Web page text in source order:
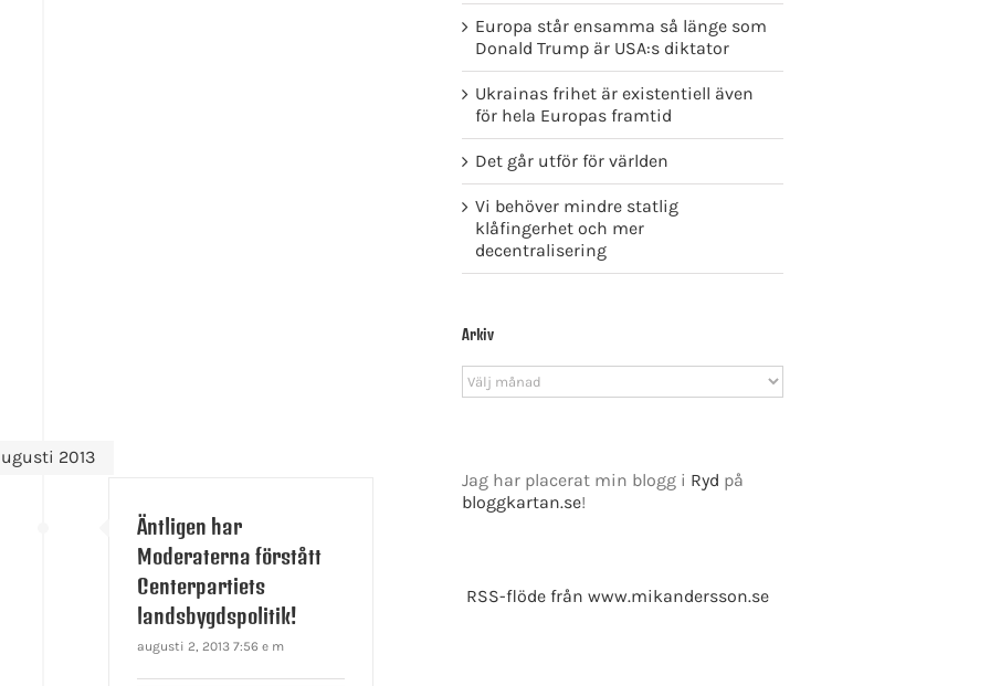
2013
Äntligen har
Moderaterna förstått
Centerpartiets
landsbygdspolitik!
augusti 2, 2013 7:56 e m
Europa står ensamma så länge som
Donald Trump är USA:s diktator
Ukrainas frihet är existentiell även
för hela Europas framtid
Det går utför för världen
Vi behöver mindre statlig
klåfingerhet och mer
decentralisering
Arkiv
Arkiv
Jag har placerat min blogg i Ryd på
bloggkartan.se!
RSS-flöde från www.mikandersson.se